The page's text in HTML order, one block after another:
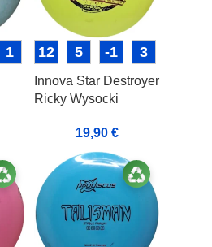
1 12 5 -1 3
Innova Star Destroyer
Ricky Wysocki
19,90 €